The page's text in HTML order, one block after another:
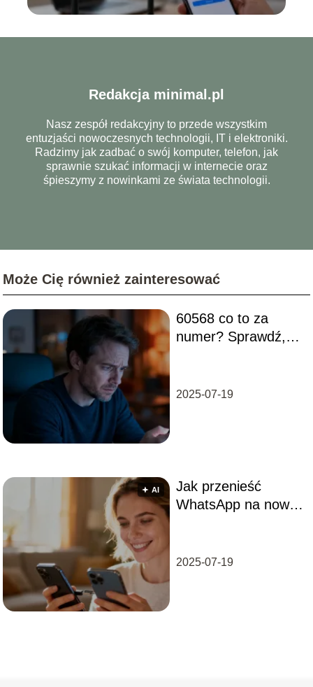
Redakcja minimal.pl
Nasz zespół redakcyjny to przede wszystkim
entuzjaści nowoczesnych technologii, IT i elektroniki.
Radzimy jak zadbać o swój komputer, telefon, jak
sprawnie szukać informacji w internecie oraz
śpieszymy z nowinkami ze świata technologii.
Może Cię również zainteresować
60568 co to za
numer? Sprawdź,
2025-07-19
🟅 AI
Jak przenieść
WhatsApp na nowy
2025-07-19